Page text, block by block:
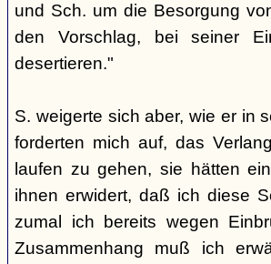
und Sch. um die Besorgung
den Vorschlag, bei seiner
desertieren."
S. weigerte sich aber, wie er in
forderten mich auf, das
laufen zu gehen, sie hätten
ihnen erwidert, daß ich diese
zumal ich bereits wegen
Zusammenhang muß ich